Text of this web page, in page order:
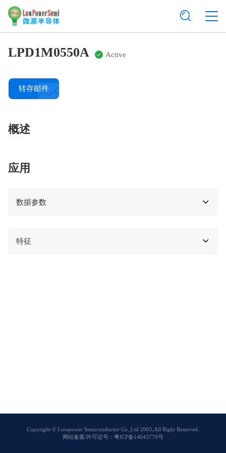
LPD1M0550A Active
转存邮件
概述
应用
数据参数
特征
Copyright © Lowpower Semiconductor Co.,Ltd 2005,All Right Reserved.
网站备案/许可证号：粤ICP备14043779号